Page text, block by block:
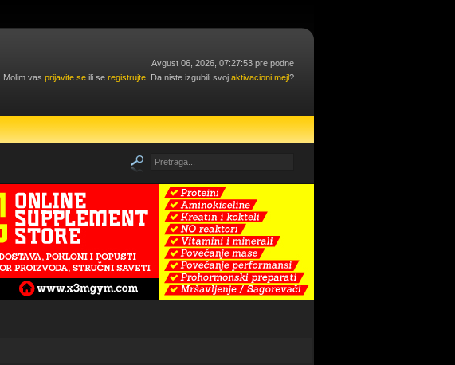
Avgust 06, 2026, 07:27:53 pre podne
. Molim vas prijavite se ili se registrujte . Da niste izgubili svoj aktivacioni mejl?